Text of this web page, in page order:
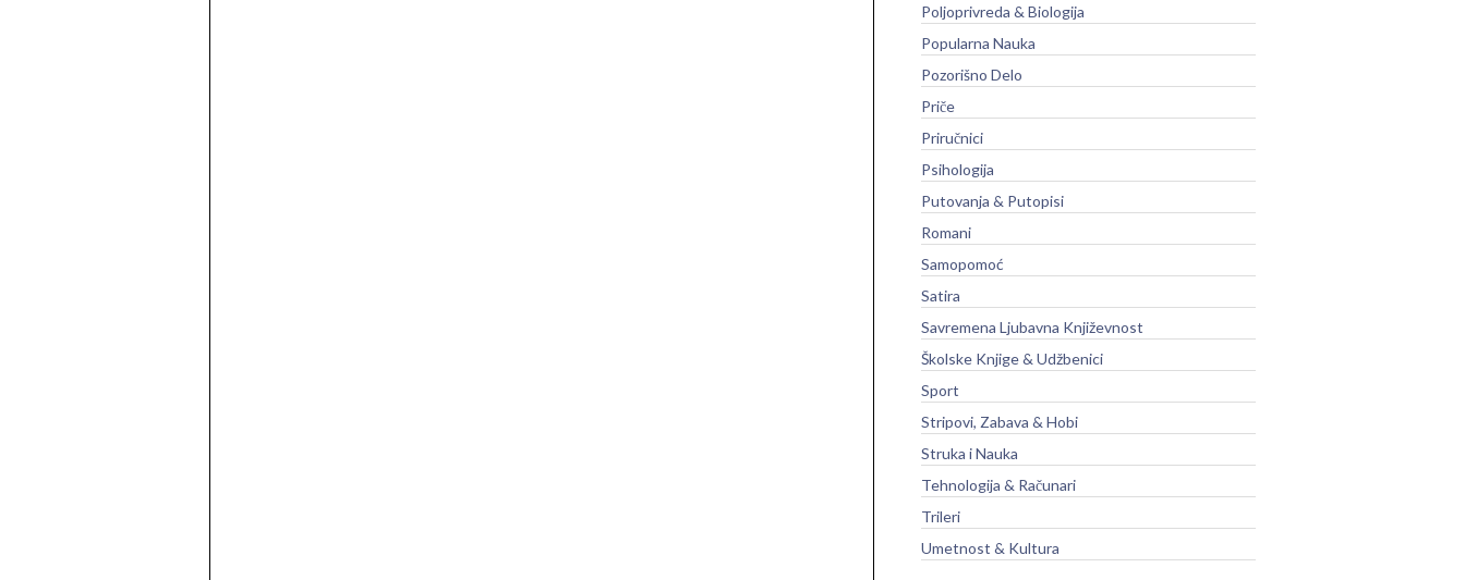
Poljoprivreda & Biologija
Popularna Nauka
Pozorišno Delo
Priče
Priručnici
Psihologija
Putovanja & Putopisi
Romani
Samopomoć
Satira
Savremena Ljubavna Književnost
Školske Knjige & Udžbenici
Sport
Stripovi, Zabava & Hobi
Struka i Nauka
Tehnologija & Računari
Trileri
Umetnost & Kultura